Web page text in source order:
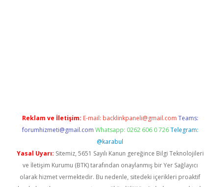
Reklam ve İletişim: E-mail: backlinkpaneli@gmail.com Teams:
forumhizmeti@gmail.com Whatsapp: 0262 606 0 726 Telegram:
@karabul
Yasal Uyarı: Sitemiz, 5651 Sayılı Kanun gereğince Bilgi Teknolojileri
ve İletişim Kurumu (BTK) tarafından onaylanmış bir Yer Sağlayıcı
olarak hizmet vermektedir. Bu nedenle, sitedeki içerikleri proaktif